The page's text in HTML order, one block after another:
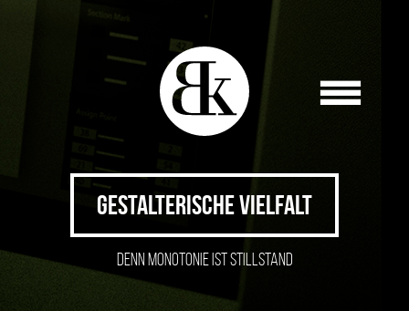
GESTALTERISCHE VIELFALT
DENN MONOTONIE IST STILLSTAND